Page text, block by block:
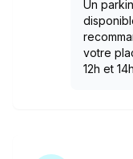
Un
votre
12h et